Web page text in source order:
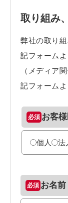
取り組み
弊社の取り
記フォーム
（メディア
記フォーム
お客
個人 法
お名前